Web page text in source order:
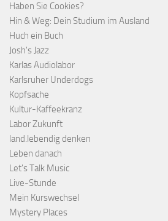
Haben Sie Cookies?
Hin & Weg: Dein Studium im Ausland
Huch ein Buch
Josh's Jazz
Karlas Audiolabor
Karlsruher Underdogs
Kopfsache
Kultur-Kaffeekranz
Labor Zukunft
land.lebendig denken
Leben danach
Let's Talk Music
Live-Stunde
Mein Kurswechsel
Mystery Places